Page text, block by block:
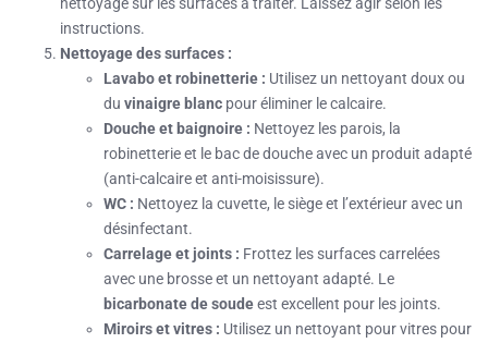
instructions.
Nettoyage des surfaces :
Lavabo et robinetterie : Utilisez un nettoyant doux ou
du vinaigre blanc pour éliminer le calcaire.
Douche et baignoire : Nettoyez les parois, la
robinetterie et le bac de douche avec un produit adapté
(anti-calcaire et anti-moisissure).
WC : Nettoyez la cuvette, le siège et l’extérieur avec un
désinfectant.
Carrelage et joints : Frottez les surfaces carrelées
avec une brosse et un nettoyant adapté. Le
bicarbonate de soudeest excellent pour les joints.
Miroirs et vitres : Utilisez un nettoyant pour vitres pour